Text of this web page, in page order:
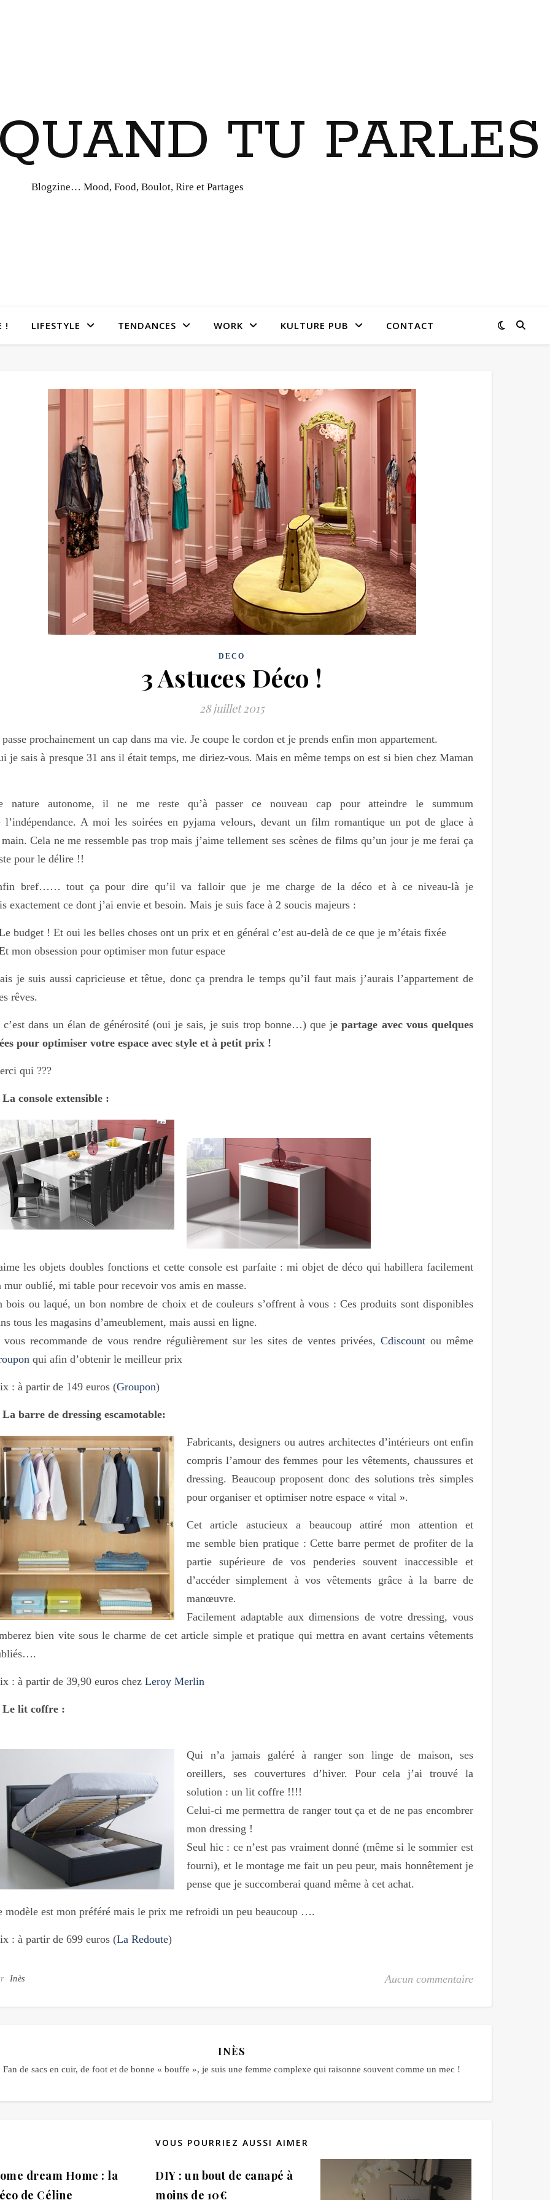
TU PARLES
Blogzine… Mood, Food, Boulot, Rire et Partages
! LIFESTYLE TENDANCES WORK KULTURE PUB CONTACT
DECO
3 Astuces Déco !
28 juillet 2015
passe prochainement un cap dans ma vie. Je coupe le cordon et je prends enfin mon appartement.
je sais à presque 31 ans il était temps, me diriez-vous. Mais en même temps on est si bien chez Maman
nature autonome, il ne me reste qu’à passer ce nouveau cap pour atteindre le summum
l’indépendance. A moi les soirées en pyjama velours, devant un film romantique un pot de glace à
Cela ne me ressemble pas trop mais j’aime tellement ses scènes de films qu’un jour je me ferai ça
pour le délire !!
bref…… tout ça pour dire qu’il va falloir que je me charge de la déco et à ce niveau-là je
exactement ce dont j’ai envie et besoin. Mais je suis face à 2 soucis majeurs :
budget ! Et oui les belles choses ont un prix et en général c’est au-delà de ce que je m’étais fixée
mon obsession pour optimiser mon futur espace
je suis aussi capricieuse et têtue, donc ça prendra le temps qu’il faut mais j’aurais l’appartement de
rêves.
c’est dans un élan de générosité (oui je sais, je suis trop bonne…) que je partage avec vous quelques
pour optimiser votre espace avec style et à petit prix !
qui ???
La console extensible :
les objets doubles fonctions et cette console est parfaite : mi objet de déco qui habillera facilement
mur oublié, mi table pour recevoir vos amis en masse.
bois ou laqué, un bon nombre de choix et de couleurs s’offrent à vous : Ces produits sont disponibles
tous les magasins d’ameublement, mais aussi en ligne.
vous recommande de vous rendre régulièrement sur les sites de ventes privées,Cdiscount ou même
qui afin d’obtenir le meilleur prix
: à partir de 149 euros (Groupon)
La barre de dressing escamotable:
Fabricants, designers ou autres architectes d’intérieurs ont enfin
compris l’amour des femmes pour les vêtements, chaussures et
dressing. Beaucoup proposent donc des solutions très simples
pour organiser et optimiser notre espace « vital ».
Cet article astucieux a beaucoup attiré mon attention et
me semble bien pratique : Cette barre permet de profiter de la
partie supérieure de vos penderies souvent inaccessible et
d’accéder simplement à vos vêtements grâce à la barre de
manœuvre.
Facilement adaptable aux dimensions de votre dressing, vous
bien vite sous le charme de cet article simple et pratique qui mettra en avant certains vêtements
: à partir de 39,90 euros chez Leroy Merlin
Le lit coffre :
Qui n’a jamais galéré à ranger son linge de maison, ses
oreillers, ses couvertures d’hiver. Pour cela j’ai trouvé la
solution : un lit coffre !!!!
Celui-ci me permettra de ranger tout ça et de ne pas encombrer
mon dressing !
Seul hic : ce n’est pas vraiment donné (même si le sommier est
fourni), et le montage me fait un peu peur, mais honnêtement je
pense que je succomberai quand même à cet achat.
modèle est mon préféré mais le prix me refroidi un peu beaucoup ….
: à partir de 699 euros (La Redoute)
Inès Aucun commentaire
INÈS
Fan de sacs en cuir, de foot et de bonne « bouffe », je suis une femme complexe qui raisonne souvent comme un mec !
VOUS POURRIEZ AUSSI AIMER
dream Home : la
de Céline
DIY : un bout de canapé à
moins de 10€